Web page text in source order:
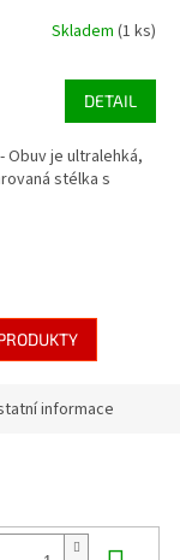
Skladem (1 ks)
DETAIL
Obuv je ultralehká,
stélka s
informace